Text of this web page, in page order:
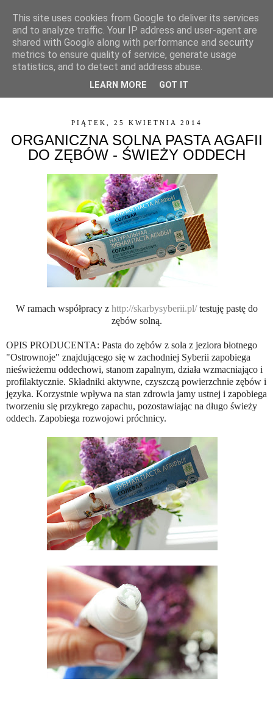
▼
PIĄTEK, 25 KWIETNIA 2014
ORGANICZNA SOLNA PASTA AGAFII
DO ZĘBÓW - ŚWIEŻY ODDECH
W ramach współpracy z http://skarbysyberii.pl/testuję pastę do
zębów solną.
OPIS PRODUCENTA: Pasta do zębów z sola z jeziora błotnego
"Ostrownoje" znajdującego się w zachodniej Syberii zapobiega
nieświeżemu oddechowi, stanom zapalnym, działa wzmacniająco i
profilaktycznie. Składniki aktywne, czyszczą powierzchnie zębów i
języka. Korzystnie wpływa na stan zdrowia jamy ustnej i zapobiega
tworzeniu się przykrego zapachu, pozostawiając na długo świeży
oddech. Zapobiega rozwojowi próchnicy.
This site uses cookies from Google to deliver its services
and to analyze traffic. Your IP address and user-agent are
shared with Google along with performance and security
metrics to ensure quality of service, generate usage
statistics, and to detect and address abuse.
LEARN MORE GOT IT